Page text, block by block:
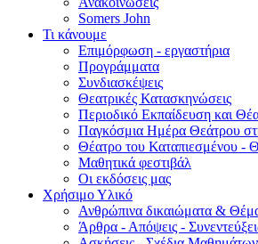
Somers John
Τι κάνουμε
Επιμόρφωση - εργαστήρια
Προγράμματα
Συνδιασκέψεις
Θεατρικές Κατασκηνώσεις
Περιοδικό Εκπαίδευση και
Παγκόσμια Ημέρα Θεάτρου
Θέατρο του Καταπιεσμένου -
Μαθητικά φεστιβάλ
Οι εκδόσεις μας
Χρήσιμο Υλικό
Ανθρώπινα δικαιώματα &
Άρθρα - Απόψεις -